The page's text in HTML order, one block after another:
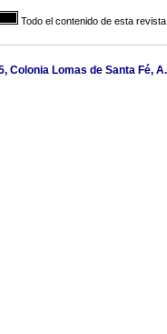
Todo el contenido de esta
Colonia Lomas de Santa Fé,